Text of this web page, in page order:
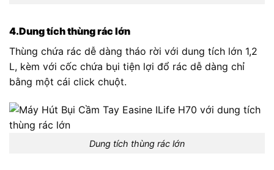
4.Dung tích thùng rác lớn
Thùng chứa rác dễ dàng tháo rời với dung tích lớn 1,2
L, kèm với cốc chứa bụi tiện lợi đổ rác dễ dàng chỉ
bằng một cái click chuột.
Dung tích thùng rác lớn